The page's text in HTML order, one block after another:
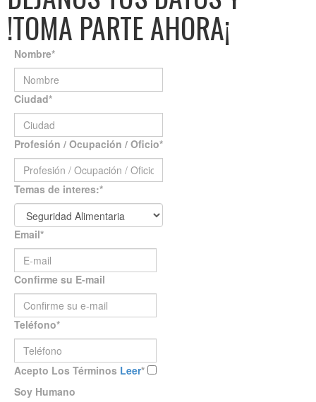
!TOMA PARTE AHORA¡
Nombre*
Ciudad*
Profesión / Ocupación / Oficio*
Temas de interes:*
Email*
Confirme su E-mail
Teléfono*
Acepto Los Términos Leer*
Soy Humano